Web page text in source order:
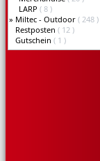
LARP ( 8 )
» Miltec - Outdoor ( 248 )
Restposten ( 12 )
Gutschein ( 1 )